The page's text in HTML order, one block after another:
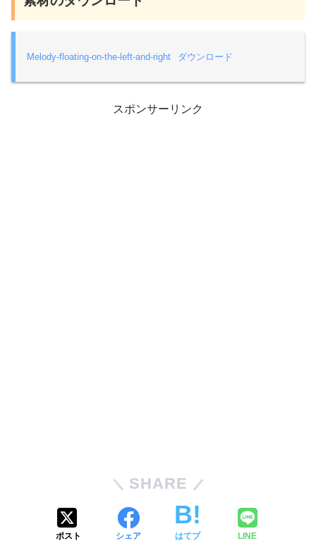
Melody-floating-on-the-left-and-right ダウンロード
スポンサーリンク
SHARE
ポスト シェア はてブ LINE